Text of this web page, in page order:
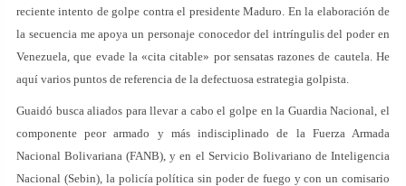
reciente intento de golpe contra el presidente Maduro. En la elaboración de
la secuencia me apoya un personaje conocedor del intríngulis del poder en
Venezuela, que evade la «cita citable» por sensatas razones de cautela. He
aquí varios puntos de referencia de la defectuosa estrategia golpista.
Guaidó busca aliados para llevar a cabo el golpe en la Guardia Nacional, el
componente peor armado y más indisciplinado de la Fuerza Armada
Nacional Bolivariana (FANB), y en el Servicio Bolivariano de Inteligencia
Nacional (Sebin), la policía política sin poder de fuego y con un comisario